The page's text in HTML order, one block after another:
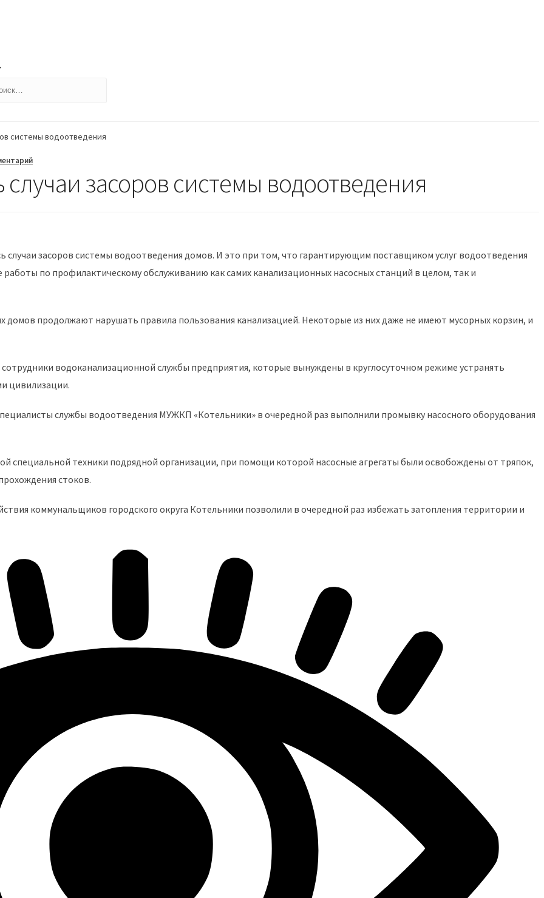
системы водоотведения
случаи засоров системы водоотведения
случаи засоров системы водоотведения домов. И это при том, что гарантирующим поставщиком услуг водоотведения
по профилактическому обслуживанию как самих канализационных насосных станций в целом, так и
продолжают нарушать правила пользования канализацией. Некоторые из них даже не имеют мусорных корзин, и
водоканализационной службы предприятия, которые вынуждены в круглосуточном режиме устранять
цивилизации.
службы водоотведения МУЖКП «Котельники» в очередной раз выполнили промывку насосного оборудования
техники подрядной организации, при помощи которой насосные агрегаты были освобождены от тряпок,
стоков.
коммунальщиков городского округа Котельники позволили в очередной раз избежать затопления территории и